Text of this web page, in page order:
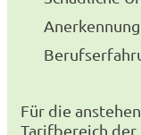
Für die
Tarifbereich der